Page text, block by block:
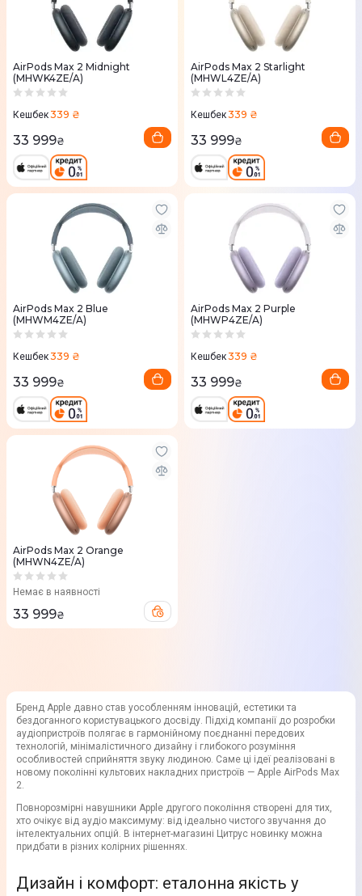
AirPods Max 2 Midnight
(MHWK4ZE/A)
Кешбек339 ₴
33 999₴
AirPods Max 2 Starlight
(MHWL4ZE/A)
Кешбек339 ₴
33 999₴
AirPods Max 2 Blue
(MHWM4ZE/A)
Кешбек339 ₴
33 999₴
AirPods Max 2 Purple
(MHWP4ZE/A)
Кешбек339 ₴
33 999₴
AirPods Max 2 Orange
(MHWN4ZE/A)
Немає в наявності
33 999₴
Бренд Apple давно став уособленням інновацій, естетики та
бездоганного користувацького досвіду. Підхід компанії до розробки
аудіопристроїв полягає в гармонійному поєднанні передових
технологій, мінімалістичного дизайну і глибокого розуміння
особливостей сприйняття звуку людиною. Саме ці ідеї реалізовані в
новому поколінні культових накладних пристроїв — Apple AirPods Max
2.
Повнорозмірні навушники Apple другого покоління створені для тих,
хто очікує від аудіо максимуму: від ідеально чистого звучання до
інтелектуальних опцій. В інтернет-магазині Цитрус новинку можна
придбати в різних колірних рішеннях.
Дизайн і комфорт: еталонна якість у